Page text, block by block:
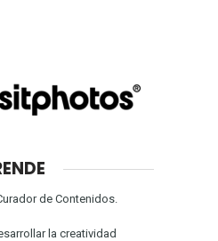
de Contenidos.
la creatividad